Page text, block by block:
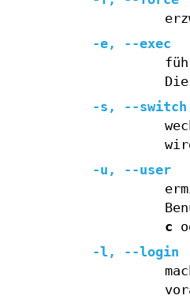
-e,
--exec
-s ,
--switch
-u ,
--user
c
-l ,
--login